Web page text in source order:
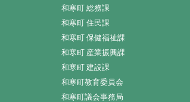
和寒町 総務課
和寒町 住民課
和寒町 保健福祉課
和寒町 産業振興課
和寒町 建設課
和寒町教育委員会
和寒町議会事務局